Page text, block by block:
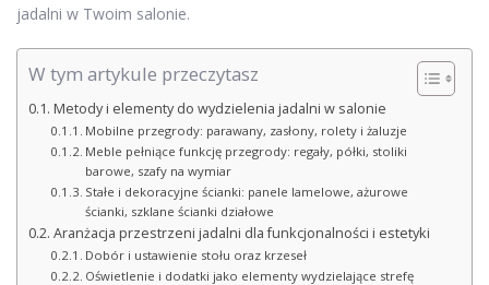
jadalni w Twoim salonie.
W tym artykule przeczytasz
Metody i elementy do wydzielenia jadalni w salonie
Mobilne przegrody: parawany, zasłony, rolety i żaluzje
Meble pełniące funkcję przegrody: regały, półki, stoliki
barowe, szafy na wymiar
Stałe i dekoracyjne ścianki: panele lamelowe, ażurowe
ścianki, szklane ścianki działowe
Aranżacja przestrzeni jadalni dla funkcjonalności i estetyki
Dobór i ustawienie stołu oraz krzeseł
Oświetlenie i dodatki jako elementy wydzielające strefę